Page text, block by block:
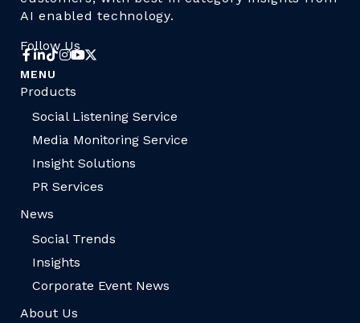
AI enabled technology.
Follow Us
MENU
Products
Social Listening Service
Media Monitoring Service
Insight Solutions
PR Services
News
Social Trends
Insights
Corporate Event News
About Us